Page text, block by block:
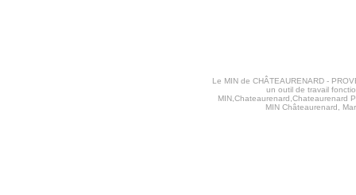
Le MIN de CHÂTEAURENARD -
un outil de travail
MIN,Chateaurenard,Chateaurenard
MIN Châteaurenard,